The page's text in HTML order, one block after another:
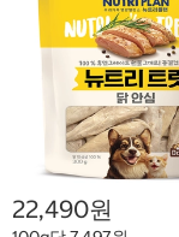
22,490원